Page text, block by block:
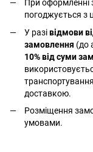
При оформленні
погоджується з
У разівідмови
замовлення (до
10% від суми
доставкою.
Розміщення
умовами.